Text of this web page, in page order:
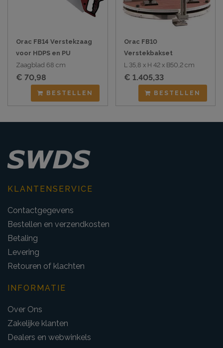
Orac FB14 Verstekzaag
voor HDPS en PU
Zaagblad 68 cm
€ 70,98
BESTELLEN
Orac FB10
Verstekbakset
Variomatic
Professioneel
L 35,8 x H 42 x B50,2 cm
€ 1.405,33
BESTELLEN
KLANTENSERVICE
Contactgegevens
Bestellen en verzendkosten
Betaling
Levering
Retouren of klachten
INFORMATIE
Over Ons
Zakelijke klanten
Dealers en webwinkels